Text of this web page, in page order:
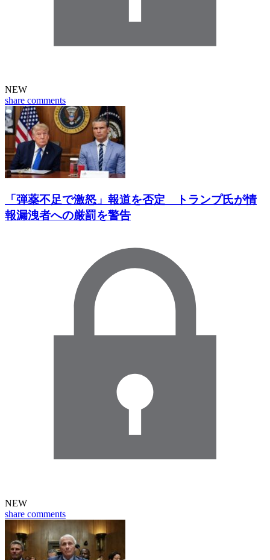
NEW
share comments
「弾薬不足で激怒」報道を否定 トランプ氏が情
報漏洩者への厳罰を警告
NEW
share comments